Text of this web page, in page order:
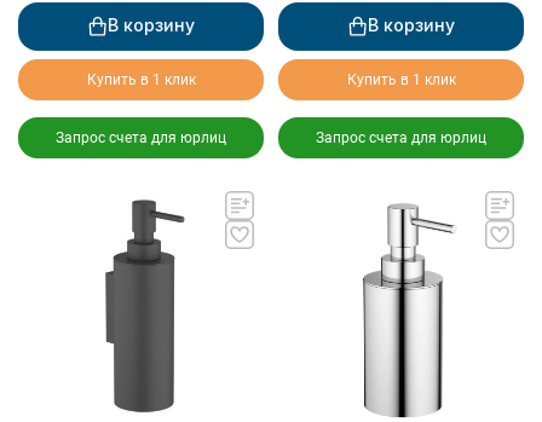
В корзину
Купить в 1 клик
Запрос счета для юрлиц
В корзину
Купить в 1 клик
Запрос счета для юрлиц